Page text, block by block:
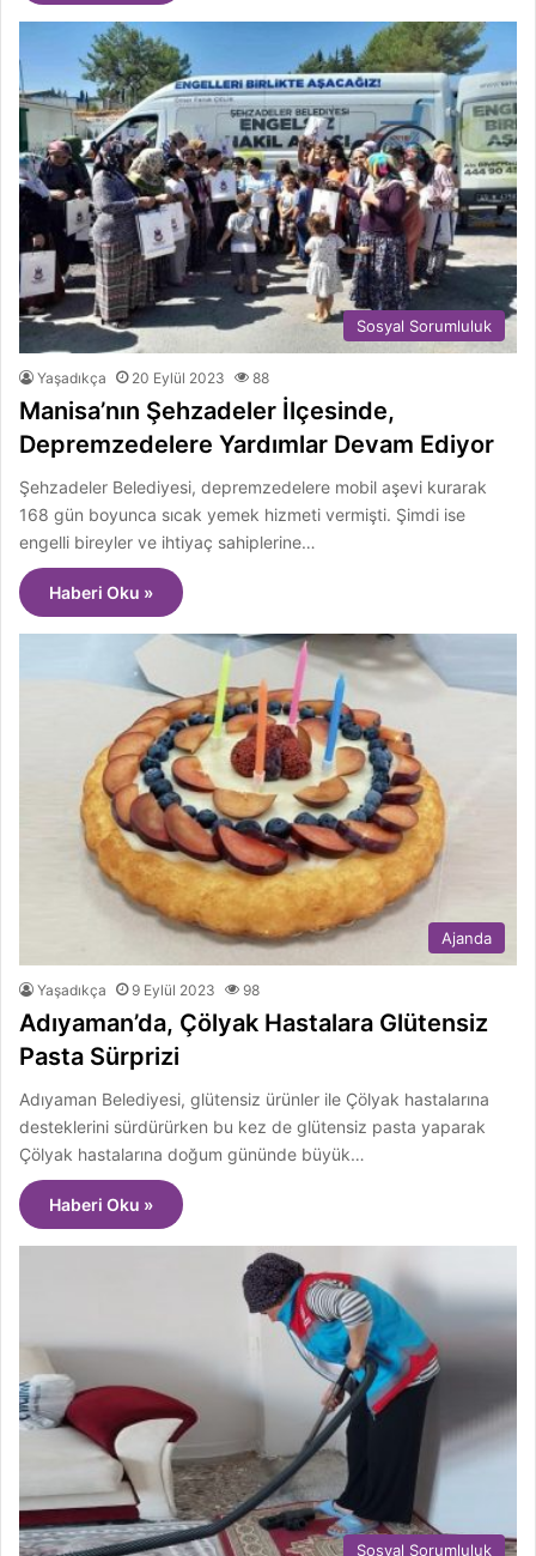
Sosyal Sorumluluk
Yaşadıkça 20 Eylül 2023 88
Manisa’nın Şehzadeler İlçesinde,
Depremzedelere Yardımlar Devam Ediyor
Şehzadeler Belediyesi, depremzedelere mobil aşevi kurarak
168 gün boyunca sıcak yemek hizmeti vermişti. Şimdi ise
engelli bireyler ve ihtiyaç sahiplerine…
Haberi Oku »
Ajanda
Yaşadıkça 9 Eylül 2023 98
Adıyaman’da, Çölyak Hastalara Glütensiz
Pasta Sürprizi
Adıyaman Belediyesi, glütensiz ürünler ile Çölyak hastalarına
desteklerini sürdürürken bu kez de glütensiz pasta yaparak
Çölyak hastalarına doğum gününde büyük…
Haberi Oku »
Sosyal Sorumluluk